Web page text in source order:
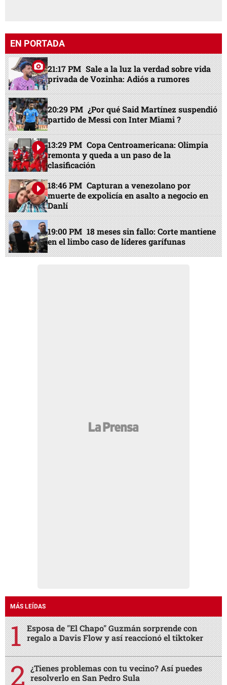
EN PORTADA
21:17 PM Sale a la luz la verdad sobre vida
privada de Vozinha: Adiós a rumores
20:29 PM ¿Por qué Said Martínez suspendió
partido de Messi con Inter Miami ?
13:29 PM Copa Centroamericana: Olimpia
remonta y queda a un paso de la
clasificación
18:46 PM Capturan a venezolano por
muerte de expolicía en asalto a negocio en
Danlí
19:00 PM 18 meses sin fallo: Corte mantiene
en el limbo caso de líderes garífunas
MÁS LEÍDAS
Esposa de "El Chapo" Guzmán sorprende con
regalo a Davis Flow y así reaccionó el tiktoker
¿Tienes problemas con tu vecino? Así puedes
resolverlo en San Pedro Sula